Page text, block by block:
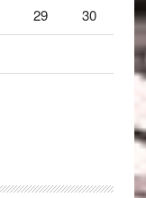
29 30